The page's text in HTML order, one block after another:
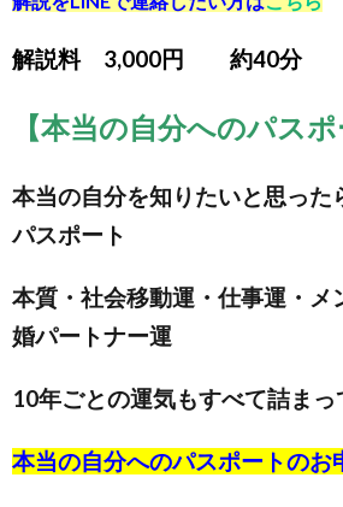
解説料 3,000円 約40分
【本当の自分へのパスポ
本当の自分を知りたいと思った
パスポート
本質・社会移動運・仕事運・メ
婚パートナー運
10年ごとの運気もすべて詰まっ
本当の自分へのパスポートのお